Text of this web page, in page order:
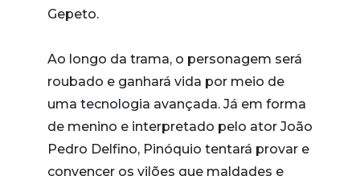
Gepeto.
Ao longo da trama, o personagem será
roubado e ganhará vida por meio de
uma tecnologia avançada. Já em forma
de menino e interpretado pelo ator João
Pedro Delfino, Pinóquio tentará provar e
convencer os vilões que maldades e